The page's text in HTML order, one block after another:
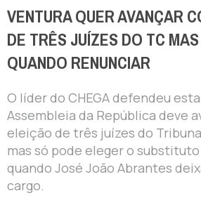
VENTURA QUER AVANÇAR
DE TRÊS JUÍZES DO TC
QUANDO RENUNCIAR
O líder do CHEGA defendeu
Assembleia da República deve
eleição de três juízes do
mas só pode eleger o
quando José João Abrantes
cargo.